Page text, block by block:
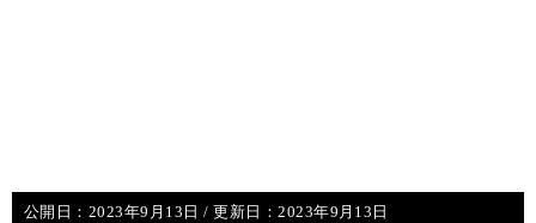
公開日： 2023年9月13日 / 更新日：2023年9月13日